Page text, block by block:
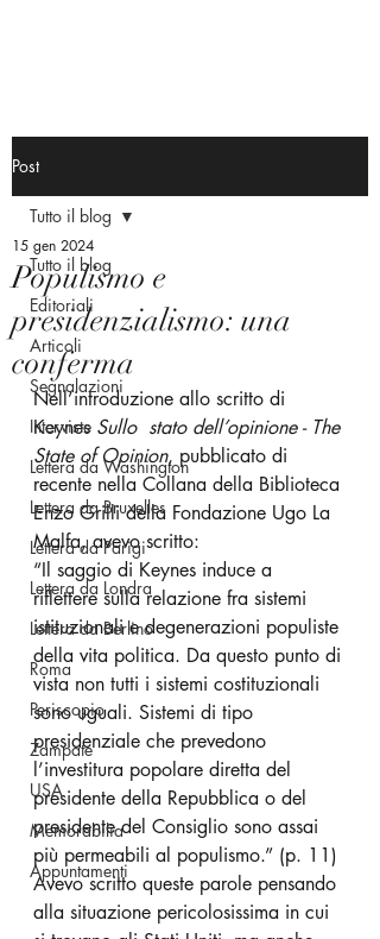
Post
Tutto il blog
Editoriali
Articoli
Segnalazioni
Interviste
Lettera da Washington
Lettera da Bruxelles
Lettera da Parigi
Lettera da Londra
Lettera da Berlino
Roma
Periscopio
Zampate
USA
Memorabilia
Appuntamenti
Tutto il blog
Populismo e
presidenzialismo: una
conferma
15 gen 2024
Nell’introduzione allo scritto di
Keynes Sullo  stato dell’opinione - The
State of Opinion, pubblicato di
recente nella Collana della Biblioteca
Enzo Grilli della Fondazione Ugo La
Malfa, avevo scritto:
“Il saggio di Keynes induce a
riflettere sulla relazione fra sistemi
istituzionali e degenerazioni populiste
della vita politica. Da questo punto di
vista non tutti i sistemi costituzionali
sono uguali. Sistemi di tipo
presidenziale che prevedono
l’investitura popolare diretta del
presidente della Repubblica o del
presidente del Consiglio sono assai
più permeabili al populismo.” (p. 11)
Avevo scritto queste parole pensando
alla situazione pericolosissima in cui